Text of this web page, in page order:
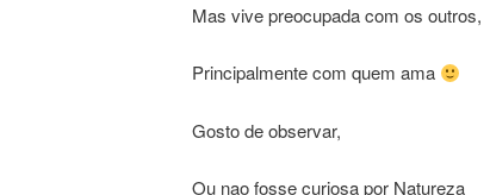
Mas vive preocupada com os outros,
Principalmente com quem ama
Gosto de observar,
Ou nao fosse curiosa por Natureza